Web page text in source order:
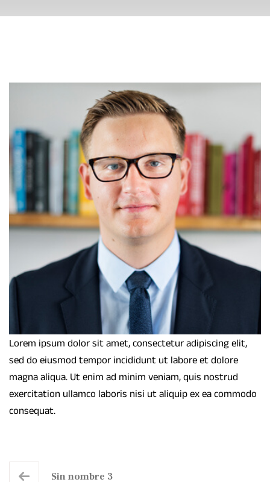
Lorem ipsum dolor sit amet, consectetur adipiscing elit,
sed do eiusmod tempor incididunt ut labore et dolore
magna aliqua. Ut enim ad minim veniam, quis nostrud
exercitation ullamco laboris nisi ut aliquip ex ea commodo
consequat.
Sin nombre 3